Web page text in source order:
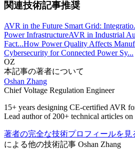
関連技術記事推奨
AVR in the Future Smart Grid:
Power InfrastructureAVR in Industrial
Fact...How Power Quality Affects
Cybersecurity for Connected Power Sy...
OZ
本記事の著者について
Oshan Zhang
Chief Voltage Regulation Engineer
15+ years designing CE-certified AVR
Lead author of 200+ technical articles
著者の完全な技術プロフィールを見
による他の技術記事 Oshan Zhang